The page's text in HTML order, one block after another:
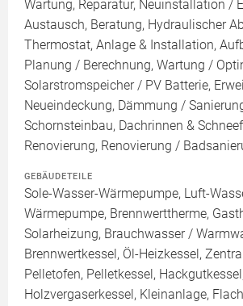
Wartung, Reparatur, Neuinstallation /
Austausch, Beratung, Hydraulischer
Thermostat, Anlage & Installation,
Planung / Berechnung, Wartung /
Solarstromspeicher / PV Batterie,
Neueindeckung, Dämmung /
Schornsteinbau, Dachrinnen &
Renovierung, Renovierung /
GEBÄUDETEILE
Sole-Wasser-Wärmepumpe, Luft-
Wärmepumpe, Brennwerttherme,
Solarheizung, Brauchwasser /
Brennwertkessel, Öl-Heizkessel,
Pelletofen, Pelletkessel,
Holzvergaserkessel, Kleinanlage,